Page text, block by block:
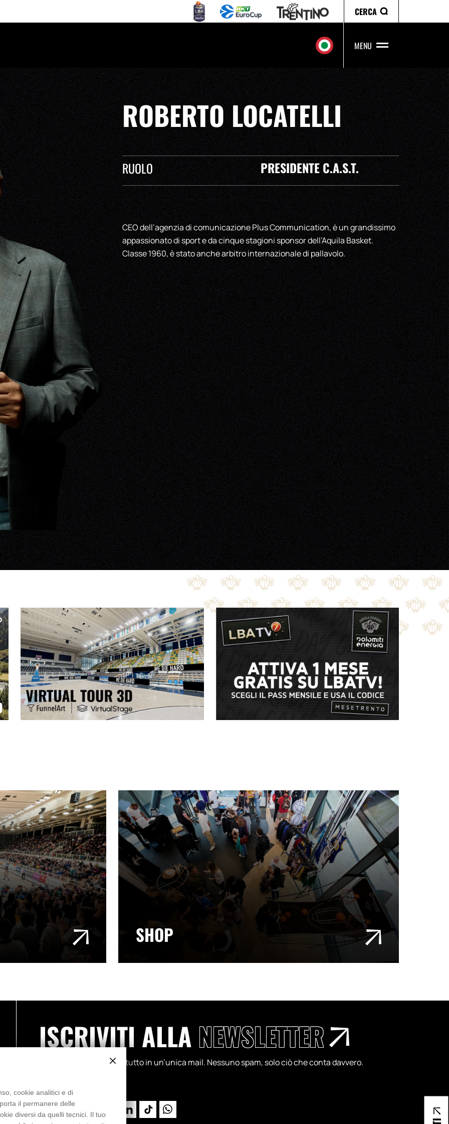
CERCA
MENU
ROBERTO LOCATELLI
RUOLO PRESIDENTE C.A.S.T.
CEO dell’agenzia di comunicazione Plus Communication, è un grandissimo
appassionato di sport e da cinque stagioni sponsor dell’Aquila Basket.
Classe 1960, è stato anche arbitro internazionale di pallavolo.
SHOP
ISCRIVITI ALLA NEWSLETTER
Partite, progetti, storie: tutto in un’unica mail. Nessuno spam, solo ciò che conta davvero.
cookie analitici e di
il permanere delle
diversi da quelli tecnici. Il tuo